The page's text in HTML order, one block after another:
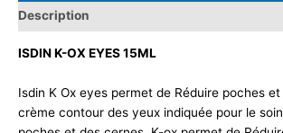
Description
ISDIN K-OX EYES 15ML
Isdin K Ox eyes permet de Réduire poches
crème contour des yeux indiquée pour le